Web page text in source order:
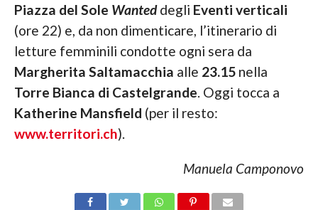
Piazza del Sole Wanteddegli Eventi verticali
(ore 22) e, da non dimenticare, l’itinerario di
letture femminili condotte ogni sera da
Margherita Saltamacchia alle 23.15nella
Torre Bianca di Castelgrande . Oggi tocca a
Katherine Mansfield (per il resto:
www.territori.ch).
Manuela Camponovo